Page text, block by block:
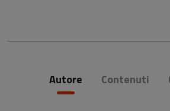
Autore Contenuti